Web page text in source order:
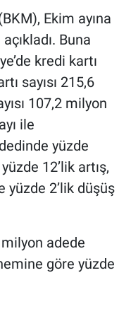
Ekim ayına
Buna
kredi kartı
sayısı 215,6
107,2 milyon
ile
yüzde
12’lik artış,
2’lik düşüş
adede
göre yüzde